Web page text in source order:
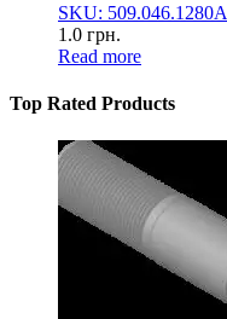
SKU: 509.046.1280А
1.0 грн.
Read more
Top Rated Products